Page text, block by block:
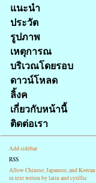
obsah
stránky
Klávesové
zkratky
tomto
webu
základní
Hlavní
strana
แนะนำ
ประวัต
รูปภาพ
เหตุการณ
บริเวณโดยรอบ
ดาวน์โหลด
ลิ้งค
เกี่ยวกับหน้านี้
ติดต่อเรา
Add sidebar
RSS
Allow Chinese, Japanese, and Korean
in text writen by latin and cyrillic